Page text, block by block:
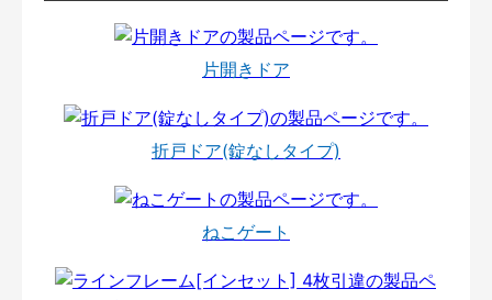
片開きドア
折戸ドア(錠なしタイプ)
ねこゲート